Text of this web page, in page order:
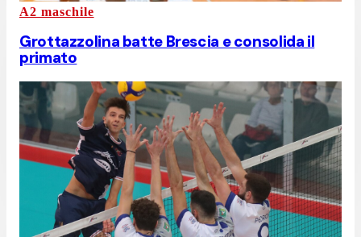
A2 maschile
Grottazzolina batte Brescia e consolida il
primato